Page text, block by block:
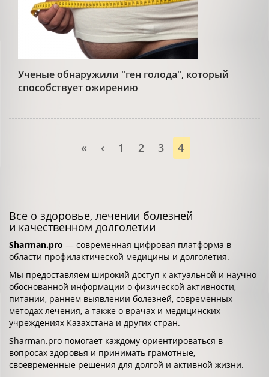
Ученые обнаружили "ген голода", который
способствует ожирению
« ‹ 1 2 3 4
Все о здоровье, лечении болезней
и качественном долголетии
Sharman.pro — современная цифровая платформа в
области профилактической медицины и долголетия.
Мы предоставляем широкий доступ к актуальной и научно
обоснованной информации о физической активности,
питании, раннем выявлении болезней, современных
методах лечения, а также о врачах и медицинских
учреждениях Казахстана и других стран.
Sharman.pro помогает каждому ориентироваться в
вопросах здоровья и принимать грамотные,
своевременные решения для долгой и активной жизни.